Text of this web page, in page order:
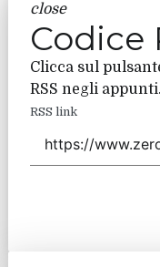
close
Codice
Clicca sul
RSS negli appunti.
RSS link